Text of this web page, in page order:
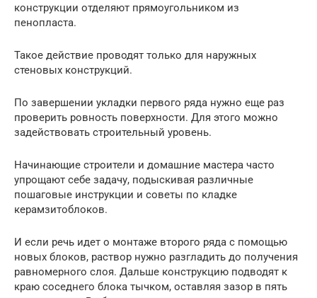
конструкции отделяют прямоугольником из
пенопласта.
Такое действие проводят только для наружных
стеновых конструкций.
По завершении укладки первого ряда нужно еще раз
проверить ровность поверхности. Для этого можно
задействовать строительный уровень.
Начинающие строители и домашние мастера часто
упрощают себе задачу, подыскивая различные
пошаговые инструкции и советы по кладке
керамзитоблоков.
И если речь идет о монтаже второго ряда с помощью
новых блоков, раствор нужно разгладить до получения
равномерного слоя. Дальше конструкцию подводят к
краю соседнего блока тычком, оставляя зазор в пять